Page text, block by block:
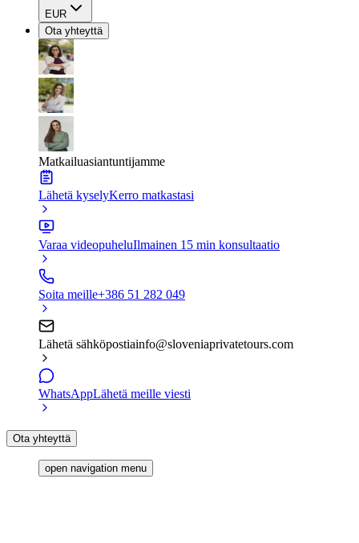
EUR
Ota yhteyttä
Matkailuasiantuntijamme
Lähetä kyselyKerro matkastasi
Varaa videopuheluIlmainen 15 min konsultaatio
Soita meille+386 51 282 049
Lähetä sähköpostiainfo@sloveniaprivatetours.com
WhatsAppLähetä meille viesti
Ota yhteyttä
open navigation menu